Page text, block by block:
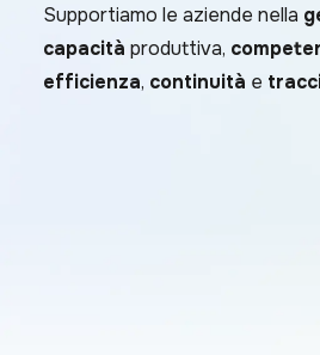
Supportiamo le aziende nella
capacità produttiva,
efficienza, continuità e